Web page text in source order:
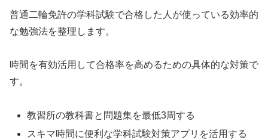
普通二輪免許の学科試験で合格した人が使っている効率的
な勉強法を整理します。
時間を有効活用して合格率を高めるための具体的な対策で
す。
教習所の教科書と問題集を最低3周する
スキマ時間に便利な学科試験対策アプリを活用する